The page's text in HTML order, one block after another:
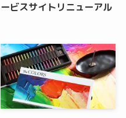
ービスサイトリニューアル